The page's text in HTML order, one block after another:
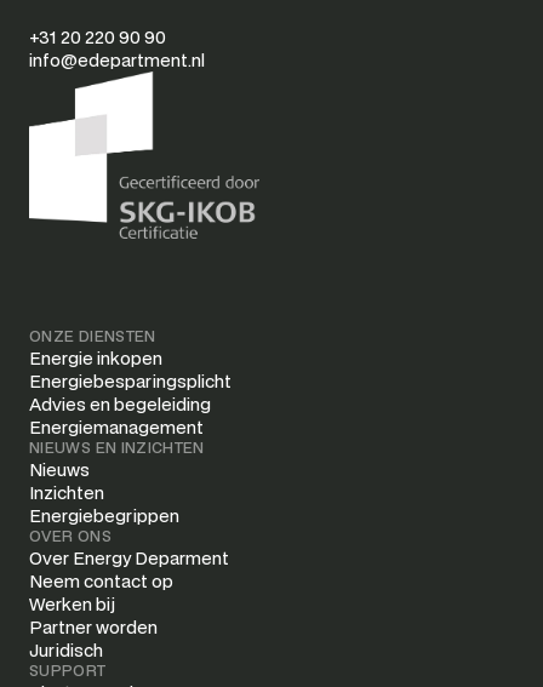
+31 20 220 90 90
info@edepartment.nl
ONZE DIENSTEN
Energie inkopen
Energiebesparingsplicht
Advies en begeleiding
Energiemanagement
NIEUWS EN INZICHTEN
Nieuws
Inzichten
Energiebegrippen
OVER ONS
Over Energy Deparment
Neem contact op
Werken bij
Partner worden
Juridisch
SUPPORT